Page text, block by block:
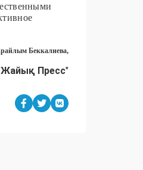
Беккалиева,
Пресс"